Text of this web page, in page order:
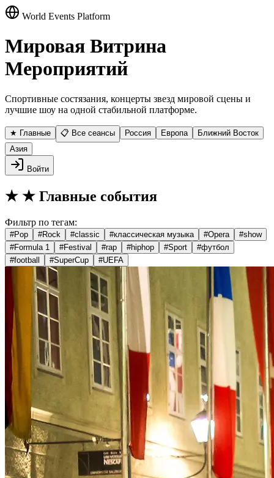
World Events Platform
Мировая Витрина
Мероприятий
Спортивные состязания, концерты звезд мировой сцены и
лучшие шоу на одной стабильной платформе.
★ Главные 📋 Все сеансы Россия Европа
Ближний Восток
Азия
Войти
★ ★ Главные события
Фильтр по тегам:
#Pop #Rock #classic #классическая музыка #Opera #show
#Formula 1 #Festival #rap #hiphop #Sport #футбол
#football #SuperCup #UEFA